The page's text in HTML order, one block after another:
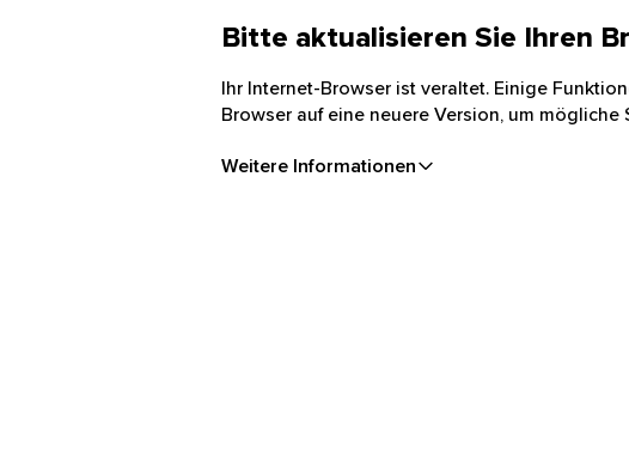
Bitte aktualisieren Sie Ihren
Ihr Internet-Browser ist veraltet. Einige
Browser auf eine neuere Version, um
Weitere Informationen